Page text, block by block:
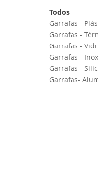
Todos
Garrafas -
Garrafas -
Garrafas -
Garrafas - Inox
Garrafas -
Garrafas-